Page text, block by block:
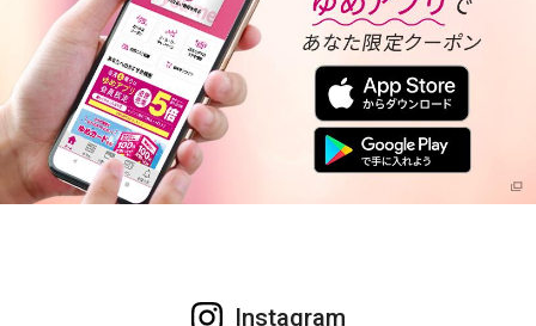
Instagram